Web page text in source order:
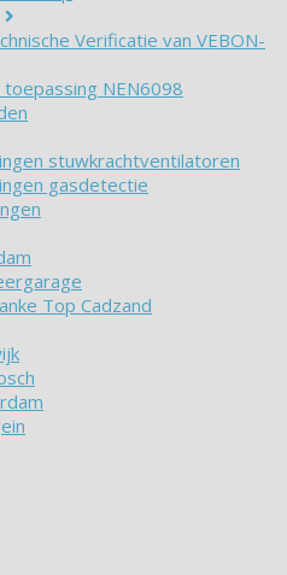
Verificatie van VEBON-
toepassing NEN6098
stuwkrachtventilatoren
gasdetectie
Top Cadzand